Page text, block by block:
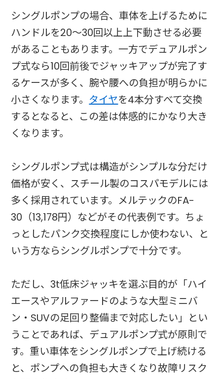
シングルポンプの場合、車体を上げるために
ハンドルを20〜30回以上上下動させる必要
があることもあります。一方でデュアルポン
プ式なら10回前後でジャッキアップが完了す
るケースが多く、腕や腰への負担が明らかに
小さくなります。 タイヤを4本分すべて交換
するとなると、この差は体感的にかなり大き
くなります。
シングルポンプ式は構造がシンプルな分だけ
価格が安く、スチール製のコスパモデルには
多く採用されています。メルテックのFA-
30（13,178円）などがその代表例です。ちょ
っとしたパンク交換程度にしか使わない、と
いう方ならシングルポンプで十分です。
ただし、3t低床ジャッキを選ぶ目的が「ハイ
エースやアルファードのような大型ミニバ
ン・SUVの足回り整備まで対応したい」とい
うことであれば、デュアルポンプ式が原則で
す。重い車体をシングルポンプで上げ続ける
と、ポンプへの負担も大きくなり故障リスク